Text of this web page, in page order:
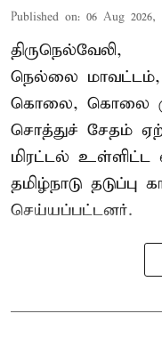
Published on: 06 Aug 2026,
திருநெல்வேலி,
நெல்லை மாவட்டம்,
கொலை, கொலை
சொத்துச் சேதம்
மிரட்டல் உள்ளிட்ட
தமிழ்நாடு
செய்யப்பட்டனர்.